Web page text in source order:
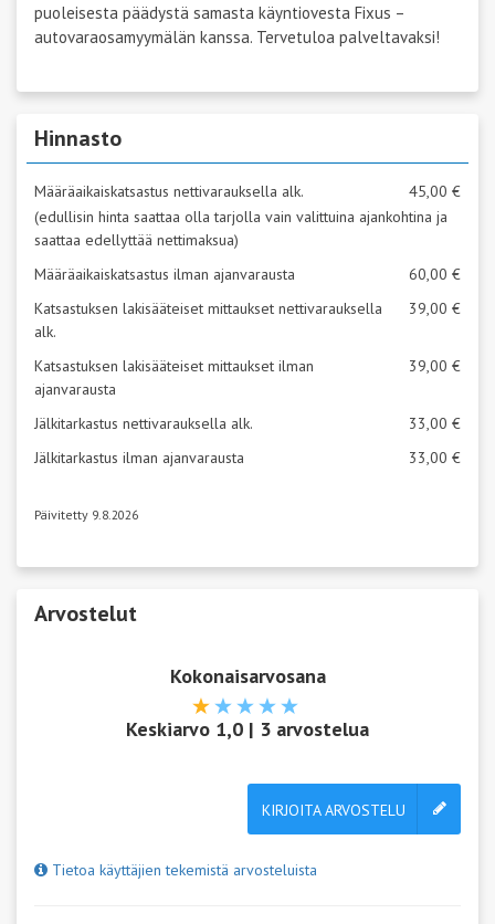
puoleisesta päädystä samasta käyntiovesta Fixus –
autovaraosamyymälän kanssa. Tervetuloa palveltavaksi!
Hinnasto
Määräaikaiskatsastus nettivarauksella alk.
45,00 €
(edullisin hinta saattaa olla tarjolla vain valittuina ajankohtina ja
saattaa edellyttää nettimaksua)
Määräaikaiskatsastus ilman ajanvarausta
60,00 €
Katsastuksen lakisääteiset mittaukset nettivarauksella
alk.
39,00 €
Katsastuksen lakisääteiset mittaukset ilman
ajanvarausta
39,00 €
Jälkitarkastus nettivarauksella alk.
33,00 €
Jälkitarkastus ilman ajanvarausta
33,00 €
Päivitetty 9.8.2026
Arvostelut
Kokonaisarvosana
Keskiarvo 1,0 | 3 arvostelua
KIRJOITA ARVOSTELU
Tietoa käyttäjien tekemistä arvosteluista